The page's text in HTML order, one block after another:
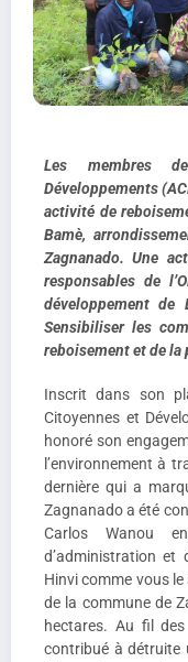
Les membres
Développements
activité de
Bamè,
Zagnanado. Une
responsables de
développement de
Sensibiliser les
reboisement et de
Inscrit dans son
Citoyennes et
honoré son
l’environnement à
dernière qui a
Zagnanado a été
Carlos Wanou
d’administration et
Hinvi comme vous
de la commune de
hectares. Au fil
contribué à détruite